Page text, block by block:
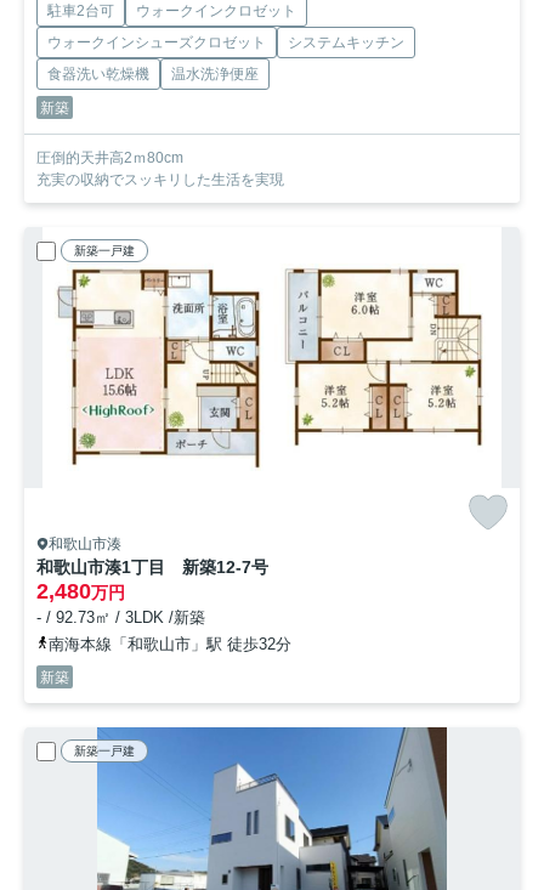
駐車2台可
ウォークインクロゼット
ウォークインシューズクロゼット
システムキッチン
食器洗い乾燥機
温水洗浄便座
新築
圧倒的天井高2ｍ80cm
充実の収納でスッキリした生活を実現
新築一戸建
和歌山市湊
和歌山市湊1丁目 新築12-7号
2,480万円
- / 92.73㎡ / 3LDK /新築
南海本線「和歌山市」駅 徒歩32分
新築
新築一戸建